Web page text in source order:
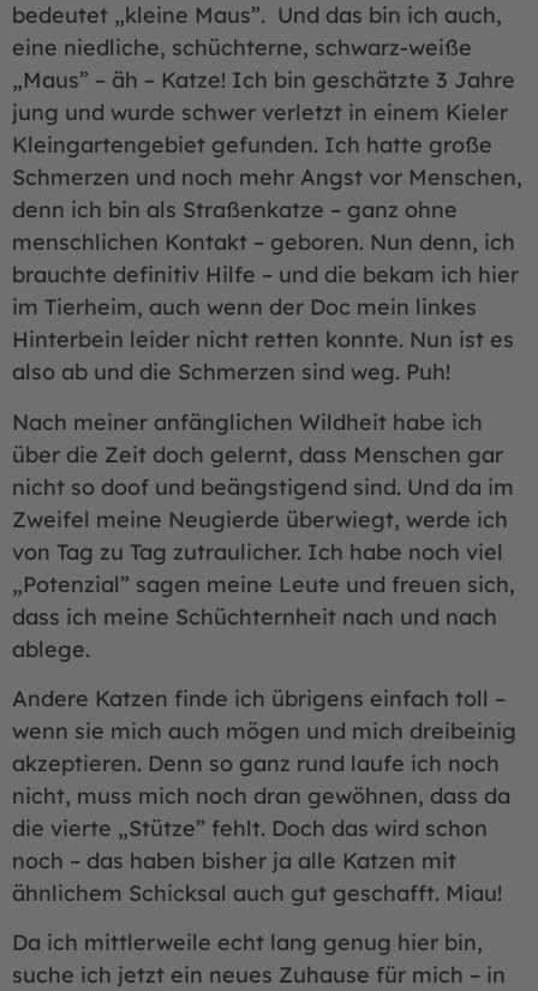
bedeutet „kleine Maus”. Und das bin ich auch,
eine niedliche, schüchterne, schwarz-weiße
„Maus” – äh – Katze! Ich bin geschätzte 3 Jahre
jung und wurde schwer verletzt in einem Kieler
Kleingartengebiet gefunden. Ich hatte große
Schmerzen und noch mehr Angst vor Menschen,
denn ich bin als Straßenkatze – ganz ohne
menschlichen Kontakt – geboren. Nun denn, ich
brauchte definitiv Hilfe – und die bekam ich hier
im Tierheim, auch wenn der Doc mein linkes
Hinterbein leider nicht retten konnte. Nun ist es
also ab und die Schmerzen sind weg. Puh!
Nach meiner anfänglichen Wildheit habe ich
über die Zeit doch gelernt, dass Menschen gar
nicht so doof und beängstigend sind. Und da im
Zweifel meine Neugierde überwiegt, werde ich
von Tag zu Tag zutraulicher. Ich habe noch viel
„Potenzial” sagen meine Leute und freuen sich,
dass ich meine Schüchternheit nach und nach
ablege.
Andere Katzen finde ich übrigens einfach toll –
wenn sie mich auch mögen und mich dreibeinig
akzeptieren. Denn so ganz rund laufe ich noch
nicht, muss mich noch dran gewöhnen, dass da
die vierte „Stütze” fehlt. Doch das wird schon
noch – das haben bisher ja alle Katzen mit
ähnlichem Schicksal auch gut geschafft. Miau!
Da ich mittlerweile echt lang genug hier bin,
suche ich jetzt ein neues Zuhause für mich – in